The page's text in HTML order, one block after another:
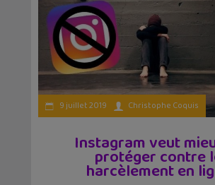
9 juillet 2019 Christophe Coquis
Instagram veut
protéger contre
harcèlement en